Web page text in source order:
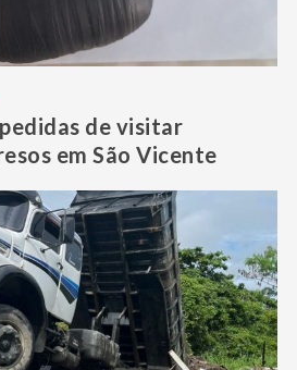
de visitar
em São Vicente